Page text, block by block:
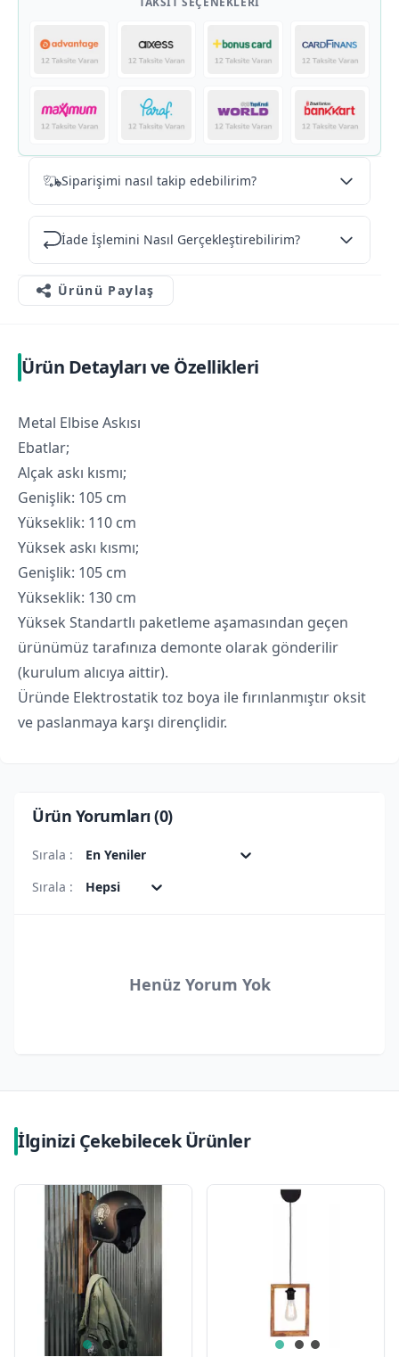
Siparişimi nasıl takip edebilirim?
İade İşlemini Nasıl Gerçekleştirebilirim?
Ürünü Paylaş
Ürün Detayları ve Özellikleri
Metal Elbise Askısı
Ebatlar;
Alçak askı kısmı;
Genişlik: 105 cm
Yükseklik: 110 cm
Yüksek askı kısmı;
Genişlik: 105 cm
Yükseklik: 130 cm
Yüksek Standartlı paketleme aşamasından geçen
ürünümüz tarafınıza demonte olarak gönderilir
(kurulum alıcıya aittir).
Üründe Elektrostatik toz boya ile fırınlanmıştır oksit
ve paslanmaya karşı dirençlidir.
Ürün Yorumları (0)
Sırala :
En Yeniler
Sırala :
Hepsi
Henüz Yorum Yok
İlginizi Çekebilecek Ürünler